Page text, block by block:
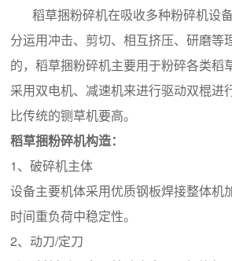
稻草捆粉碎机在吸收多种粉碎机设
分运用冲击、剪切、相互挤压、研磨等
的，稻草捆粉碎机主要用于粉碎各类稻
采用双电机、减速机来进行驱动双棍进
比传统的铡草机要高。
稻草捆粉碎机构造：
1、破碎机主体
设备主要机体采用优质钢板焊接整体机
时间重负荷中稳定性。
2、动刀/定刀